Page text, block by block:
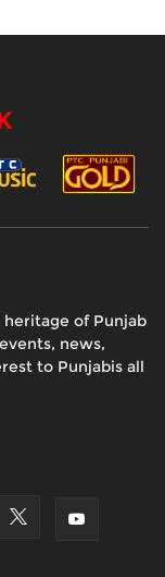
heritage of Punjab
news,
to Punjabis all